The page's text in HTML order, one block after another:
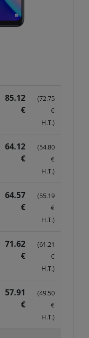
85.12
€
(72.75
€
H.T.)
64.12
€
(54.80
€
H.T.)
64.57
€
(55.19
€
H.T.)
71.62
€
(61.21
€
H.T.)
57.91
€
(49.50
€
H.T.)